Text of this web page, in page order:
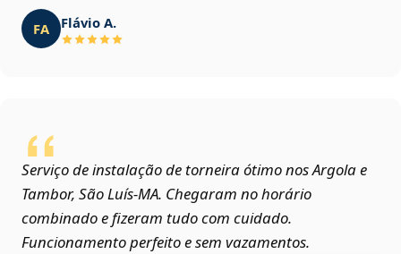
FA Flávio A.
Serviço de instalação de torneira ótimo nos Argola e
Tambor, São Luís‑MA. Chegaram no horário
combinado e fizeram tudo com cuidado.
Funcionamento perfeito e sem vazamentos.